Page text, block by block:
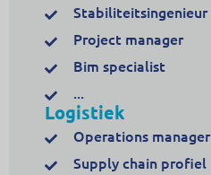
Stabiliteitsingenieur
Project manager
Bim specialist
...
Logistiek
Operations manager
Supply chain profiel